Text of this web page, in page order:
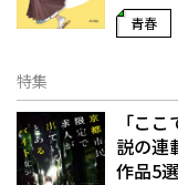
青春
特集
「こ
説の連
作品5選